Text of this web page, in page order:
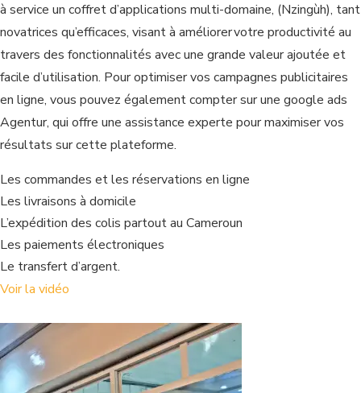
à service un coffret d’applications multi-domaine, (Nzingùh), tant
novatrices qu’efficaces, visant à améliorer votre productivité au
travers des fonctionnalités avec une grande valeur ajoutée et
facile d’utilisation. Pour optimiser vos campagnes publicitaires
en ligne, vous pouvez également compter sur une google ads
Agentur, qui offre une assistance experte pour maximiser vos
résultats sur cette plateforme.
Les commandes et les réservations en ligne
Les livraisons à domicile
L’expédition des colis partout au Cameroun
Les paiements électroniques
Le transfert d’argent.
Voir la vidéo